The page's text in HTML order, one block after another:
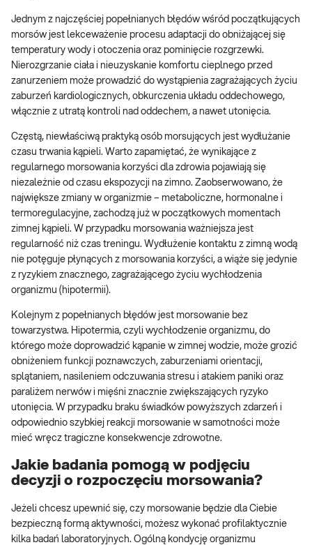
Jednym z najczęściej popełnianych błędów wśród początkujących
morsów jest lekceważenie procesu adaptacji do obniżającej się
temperatury wody i otoczenia oraz pominięcie rozgrzewki.
Nierozgrzanie ciała i nieuzyskanie komfortu cieplnego przed
zanurzeniem może prowadzić do wystąpienia zagrażających życiu
zaburzeń kardiologicznych, obkurczenia układu oddechowego,
włącznie z utratą kontroli nad oddechem, a nawet utonięcia.
Częstą, niewłaściwą praktyką osób morsujących jest wydłużanie
czasu trwania kąpieli. Warto zapamiętać, że wynikające z
regularnego morsowania korzyści dla zdrowia pojawiają się
niezależnie od czasu ekspozycji na zimno. Zaobserwowano, że
największe zmiany w organizmie – metaboliczne, hormonalne i
termoregulacyjne, zachodzą już w początkowych momentach
zimnej kąpieli. W przypadku morsowania ważniejsza jest
regularność niż czas treningu. Wydłużenie kontaktu z zimną wodą
nie potęguje płynących z morsowania korzyści, a wiąże się jedynie
z ryzykiem znacznego, zagrażającego życiu wychłodzenia
organizmu (hipotermii).
Kolejnym z popełnianych błędów jest morsowanie bez
towarzystwa. Hipotermia, czyli wychłodzenie organizmu, do
którego może doprowadzić kąpanie w zimnej wodzie, może grozić
obniżeniem funkcji poznawczych, zaburzeniami orientacji,
splątaniem, nasileniem odczuwania stresu i atakiem paniki oraz
paraliżem nerwów i mięśni znacznie zwiększających ryzyko
utonięcia. W przypadku braku świadków powyższych zdarzeń i
odpowiednio szybkiej reakcji morsowanie w samotności może
mieć wręcz tragiczne konsekwencje zdrowotne.
Jakie badania pomogą w podjęciu
decyzji o rozpoczęciu morsowania?
Jeżeli chcesz upewnić się, czy morsowanie będzie dla Ciebie
bezpieczną formą aktywności, możesz wykonać profilaktycznie
kilka badań laboratoryjnych. Ogólną kondycję organizmu